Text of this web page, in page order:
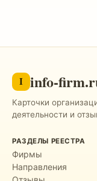
I info-
Карточки
деятельности и
РАЗДЕЛЫ РЕЕСТРА
Фирмы
Направления